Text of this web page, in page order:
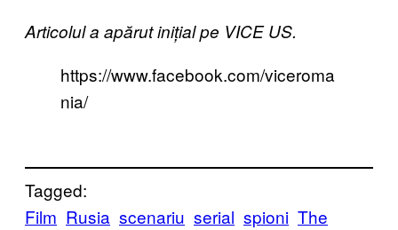
Articolul a apărut inițial pe VICE US.
https://www.facebook.com/viceroma
nia/
Tagged:
Film Rusia scenariu serial spioni The